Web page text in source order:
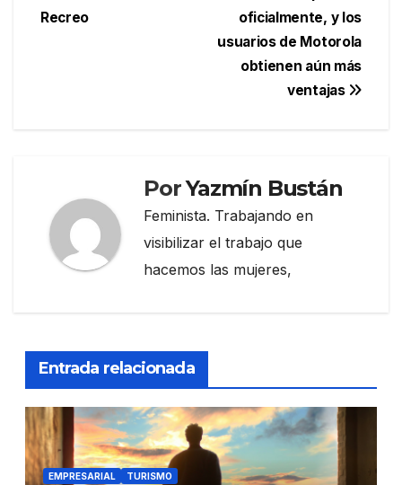
de
oficialmente, y los
usuarios de Motorola
obtienen aún más
ventajas
Recreo
PorYazmín Bustán
Feminista. Trabajando en
visibilizar el trabajo que
hacemos las mujeres,
Entrada relacionada
EMPRESARIAL TURISMO